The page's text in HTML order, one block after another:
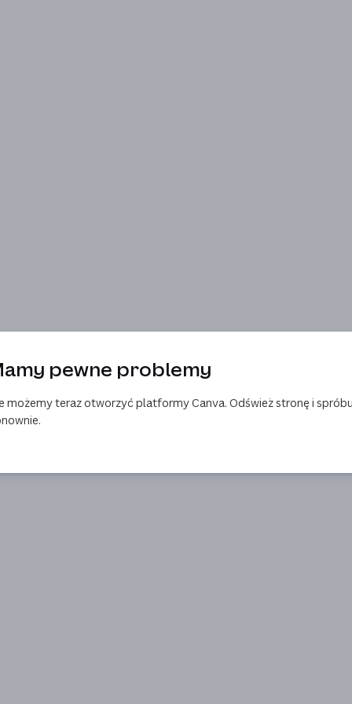
pewne problemy
możemy teraz otworzyć platformy Canva. Odśwież stronę i